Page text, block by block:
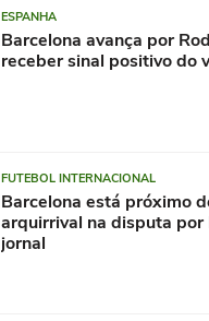
ESPANHA
Barcelona avança por
receber sinal positivo do
FUTEBOL INTERNACIONAL
Barcelona está próximo
arquirrival na disputa por
jornal